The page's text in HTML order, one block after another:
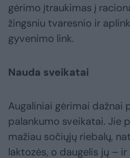
gėrimo įtraukimas į
žingsniu tvaresnio ir
gyvenimo link.
Nauda sveikatai
Augaliniai gėrimai dažnai
palankumo sveikatai. Jie
mažiau sočiųjų riebalų,
laktozės, o daugelis jų –